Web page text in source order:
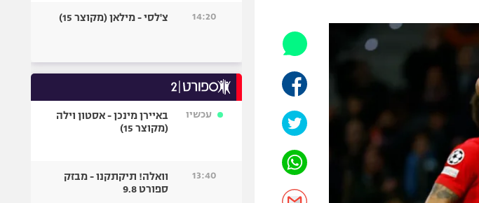
אופניים
כדורמים
פוטבול אמריקאי NFL
ספורט אתגרי
גיימינג E-Sports
14:20 צ'לסי - מילאן (מקוצר 15)
עכשיו
באיירן מינכן - אסטון וילה
(מקוצר 15)
13:40
וואלה! תיקתקנו - מבזק
ספורט 9.8